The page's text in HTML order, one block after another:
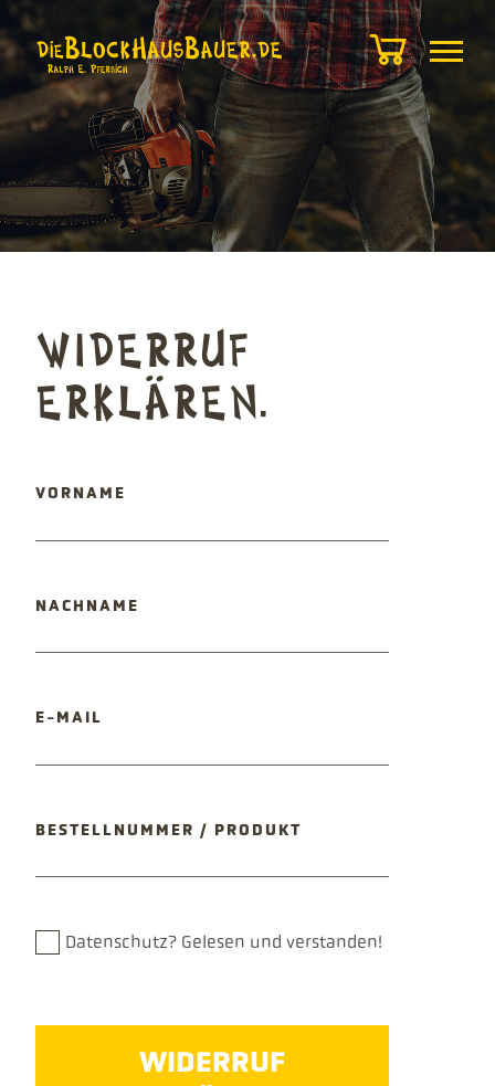
WIDERRUF
ERKLÄREN.
PFLICHTFELD
VORNAME
PFLICHTFELD
NACHNAME
PFLICHTFELD
E-MAIL
BESTELLNUMMER / PRODUKT
Datenschutz? Gelesen und verstanden!
WIDERRUF